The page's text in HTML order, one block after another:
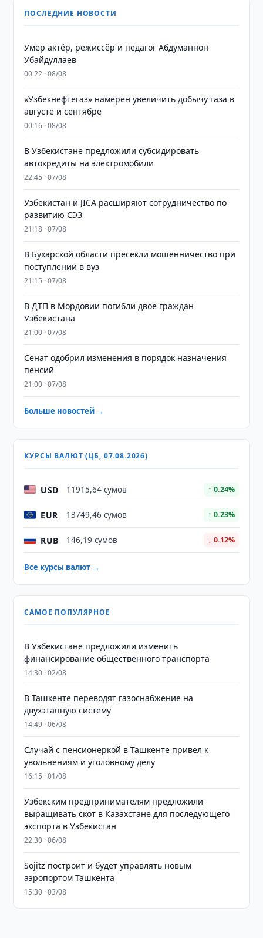
ПОСЛЕДНИЕ НОВОСТИ
Умер актёр, режиссёр и педагог Абдуманнон
Убайдуллаев
00:22 · 08/08
«Узбекнефтегаз» намерен увеличить добычу газа в
августе и сентябре
00:16 · 08/08
В Узбекистане предложили субсидировать
автокредиты на электромобили
22:45 · 07/08
Узбекистан и JICA расширяют сотрудничество по
развитию СЭЗ
21:18 · 07/08
В Бухарской области пресекли мошенничество при
поступлении в вуз
21:15 · 07/08
В ДТП в Мордовии погибли двое граждан
Узбекистана
21:00 · 07/08
Сенат одобрил изменения в порядок назначения
пенсий
21:00 · 07/08
Больше новостей →
КУРСЫ ВАЛЮТ (ЦБ, 07.08.2026)
USD 11915,64 сумов ↑ 0.24%
EUR 13749,46 сумов ↑ 0.23%
RUB 146,19 сумов ↓ 0.12%
Все курсы валют →
САМОЕ ПОПУЛЯРНОЕ
В Узбекистане предложили изменить
финансирование общественного транспорта
14:30 · 02/08
В Ташкенте переводят газоснабжение на
двухэтапную систему
14:49 · 06/08
Случай с пенсионеркой в Ташкенте привел к
увольнениям и уголовному делу
16:15 · 01/08
Узбекским предпринимателям предложили
выращивать скот в Казахстане для последующего
экспорта в Узбекистан
22:30 · 06/08
Sojitz построит и будет управлять новым
аэропортом Ташкента
15:30 · 03/08